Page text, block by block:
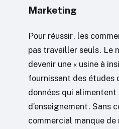
Marketing
Pour réussir, les
pas travailler seuls. Le
devenir une « usine à
fournissant des études
données qui alimentent
d’enseignement. Sans
commercial manque de